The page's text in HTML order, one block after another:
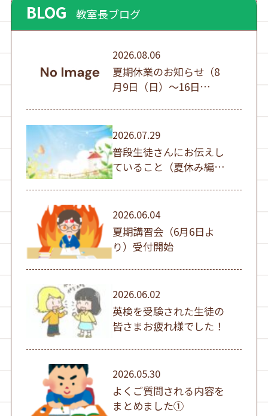
BLOG 教室長ブログ
2026.08.06
夏期休業のお知らせ（8
月9日（日）～16日
2026.07.29
普段生徒さんにお伝えし
ていること（夏休み編
①）
2026.06.04
夏期講習会（6月6日よ
り）受付開始
2026.06.02
英検を受験された生徒の
皆さまお疲れ様でした！
2026.05.30
よくご質問される内容を
まとめました①